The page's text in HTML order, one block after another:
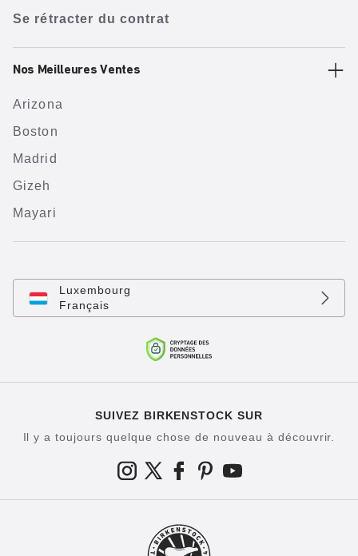
Se rétracter du contrat
Nos Meilleures Ventes
Arizona
Boston
Madrid
Gizeh
Mayari
Luxembourg
Français
SUIVEZ BIRKENSTOCK SUR
Il y a toujours quelque chose de nouveau à découvrir.